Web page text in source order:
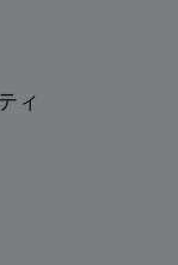
ィ